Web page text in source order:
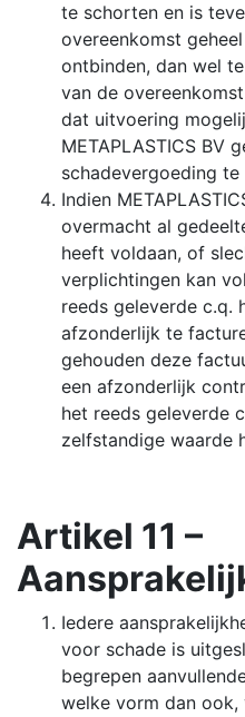
te schorten en is
overeenkomst
ontbinden, dan wel
van de
dat uitvoering
METAPLASTICS BV
schadevergoeding te
Indien
overmacht al
heeft voldaan, of
verplichtingen kan
reeds geleverde c.q.
afzonderlijk te
gehouden deze
een afzonderlijk
het reeds geleverde
zelfstandige waarde
Artikel 11 –
Iedere
voor schade is
begrepen
welke vorm dan